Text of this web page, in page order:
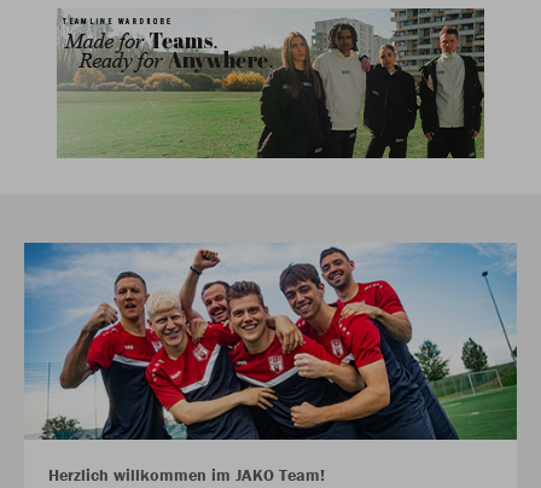
Herzlich willkommen im JAKO Team!